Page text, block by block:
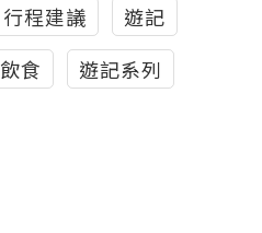
行程建議
遊記
飲食 遊記系列